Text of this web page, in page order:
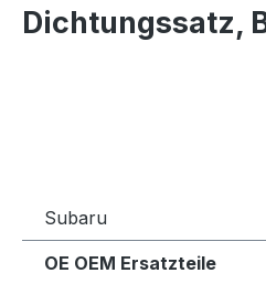
Dichtungssatz,
Subaru
OE OEM Ersatzteile